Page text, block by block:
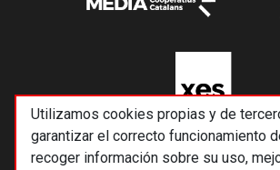
Utilizamos cookies propias y de
garantizar el correcto funcionamiento
recoger información sobre su uso,